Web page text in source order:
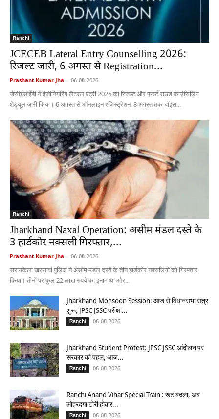
Ranchi
JCECEB Lateral Entry Counselling 2026:
रिजल्ट जारी, 6 अगस्त से Registration...
Prashant Kumar Jha - 06-08-2026
जेसीईसीईबी ने इंजीनियरिंग लैटरल एंट्री 2026 का रिजल्ट और फर्स्ट राउंड काउंसिलिंग
शेड्यूल जारी किया। 6 अगस्त से ऑनलाइन रजिस्ट्रेशन, 8 अगस्त तक चॉइस...
Ranchi
Jharkhand Naxal Operation: असीम मंडल दस्ते के
3 हार्डकोर नक्सली गिरफ्तार,...
Prashant Kumar Jha - 06-08-2026
सरायकेला खरसावां पुलिस ने असीम मंडल दस्ते के तीन हार्डकोर नक्सलियों को गिरफ्तार
किया। तीनों पर कुल 22 लाख रुपये का इनाम था और...
Jharkhand Monsoon Session: आज से विधानसभा सत्र
शुरू, JPSC JSSC परीक्षा...
Ranchi 06-08-2026
Jharkhand Student Protest: JPSC JSSC आंदोलन पर
सरकार की पहल, आज...
Ranchi 06-08-2026
Ranchi Anand Vihar Special Train : रूट बदला, अब
लोहरदगा टोरी होकर...
Ranchi 06-08-2026